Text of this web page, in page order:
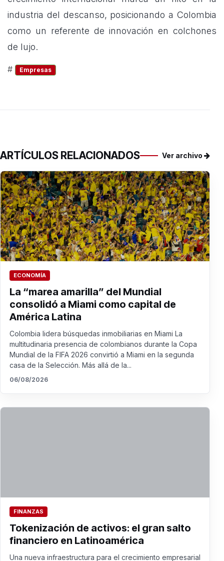
industria del descanso, posicionando a Colombia
como un referente de innovación en colchones
de lujo.
# Empresas
ARTÍCULOS RELACIONADOS Ver archivo
ECONOMÍA
La “marea amarilla” del Mundial
consolidó a Miami como capital de
América Latina
Colombia lidera búsquedas inmobiliarias en Miami La
multitudinaria presencia de colombianos durante la Copa
Mundial de la FIFA 2026 convirtió a Miami en la segunda
casa de la Selección. Más allá de la...
06/08/2026
FINANZAS
Tokenización de activos: el gran salto
financiero en Latinoamérica
Una nueva infraestructura para el crecimiento empresarial